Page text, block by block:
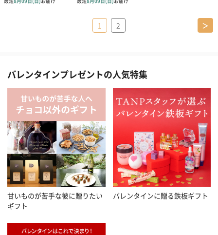
1 2 ＞
バレンタインプレゼントの人気特集
甘いものが苦手な彼に贈りたい
ギフト
バレンタインに贈る鉄板ギフト